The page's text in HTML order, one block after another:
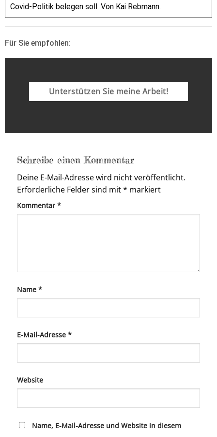
Covid-Politik belegen soll. Von Kai Rebmann.
Für Sie empfohlen:
Unterstützen Sie meine Arbeit!
Schreibe einen Kommentar
Deine E-Mail-Adresse wird nicht veröffentlicht.
Erforderliche Felder sind mit* markiert
Kommentar *
Name *
E-Mail-Adresse *
Website
Name, E-Mail-Adresse und Website in diesem